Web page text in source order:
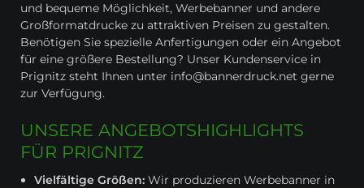
und bequeme Möglichkeit, Werbebanner und andere
Großformatdrucke zu attraktiven Preisen zu gestalten.
Benötigen Sie spezielle Anfertigungen oder ein Angebot
für eine größere Bestellung? Unser Kundenservice in
Prignitz steht Ihnen unter info@bannerdruck.net gerne
zur Verfügung.
UNSERE ANGEBOTSHIGHLIGHTS
FÜR PRIGNITZ
Vielfältige Größen:Wir produzieren Werbebanner in